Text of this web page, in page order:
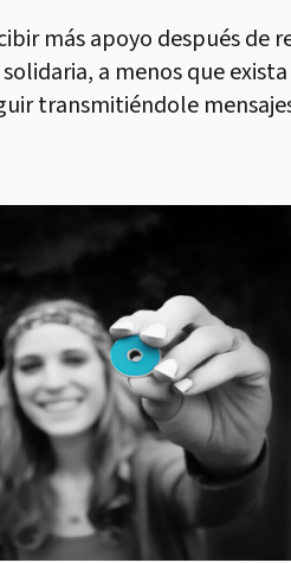
más apoyo después
a menos que
transmitiéndole